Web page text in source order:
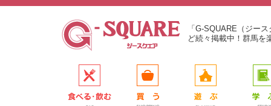
「G-SQUARE（ジー
ど続々掲載中！群馬を